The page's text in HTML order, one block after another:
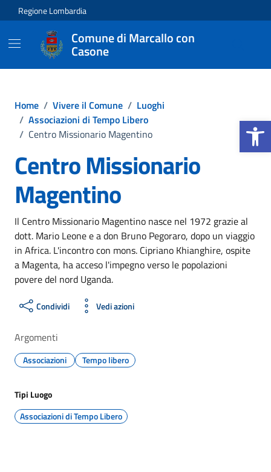
Apri la
Vai ai contenuti
Vai al footer
Regione Lombardia
Comune di Marcallo con
Casone
Home / Vivere il Comune / Luoghi
/ Associazioni di Tempo Libero
/ Centro Missionario Magentino
Centro Missionario
Magentino
Il Centro Missionario Magentino nasce nel 1972 grazie al
dott. Mario Leone e a don Bruno Pegoraro, dopo un viaggio
in Africa. L'incontro con mons. Cipriano Khianghire, ospite
a Magenta, ha acceso l'impegno verso le popolazioni
povere del nord Uganda.
Condividi Vedi azioni
Argomenti
Associazioni Tempo libero
Tipi Luogo
Associazioni di Tempo Libero